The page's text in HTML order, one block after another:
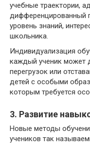
учебные траектории,
дифференцированный
уровень знаний,
школьника.
Индивидуализация
каждый ученик может
перегрузок или
детей с особыми
которым требуется
3. Развитие
Новые методы
учеников так